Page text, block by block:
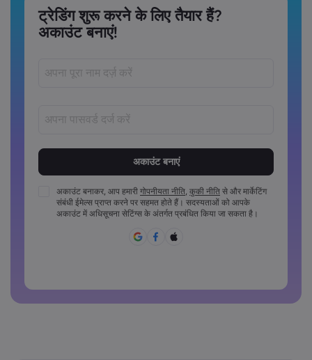
ट्रेडिंग शुरू करने के लिए तैयार हैं?
अकाउंट बनाएं!
पासवर्डों में कम से कम 1 अपरकेस कैरेक्टर अवश्य होना चाहिए
पासवर्डों में कम से कम 1 लोअरकेस कैरेक्टर अवश्य होना चाहिए
पासवर्ड का साझा रूप से उपयोग नहीं किया जा सकता
अकाउंट बनाकर, आप हमारी गोपनीयता नीति, कुकी नीति से और मार्केटिंग
संबंधी ईमेल्स प्राप्त करने पर सहमत होते हैं। सदस्यताओं को आपके
अकाउंट में अधिसूचना सेटिंग्स के अंतर्गत प्रबंधित किया जा सकता है।